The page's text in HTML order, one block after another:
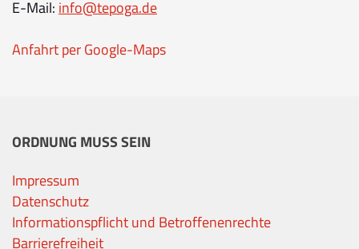
E-Mail: info@tepoga.de
Anfahrt per Google-Maps
ORDNUNG MUSS SEIN
Impressum
Datenschutz
Informationspflicht und Betroffenenrechte
Barrierefreiheit